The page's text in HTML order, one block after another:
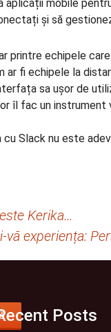
aplicații mobile
și să
printre echipele
ar fi echipele la
sa ușor de
îl fac un instrument
Slack nu este
Kerika…
vă experiența:
Posts